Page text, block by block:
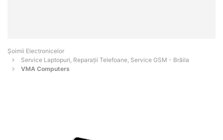
Șoimii Electronicelor
Service Laptopuri, Reparații Telefoane, Service GSM - Brăila
VMA Computers